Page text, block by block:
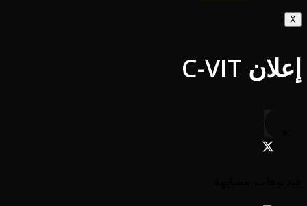
X
إعلان C-VIT